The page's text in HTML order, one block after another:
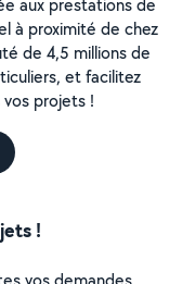
aux prestations de
à proximité de chez
de 4,5 millions de
et facilitez
projets !
!